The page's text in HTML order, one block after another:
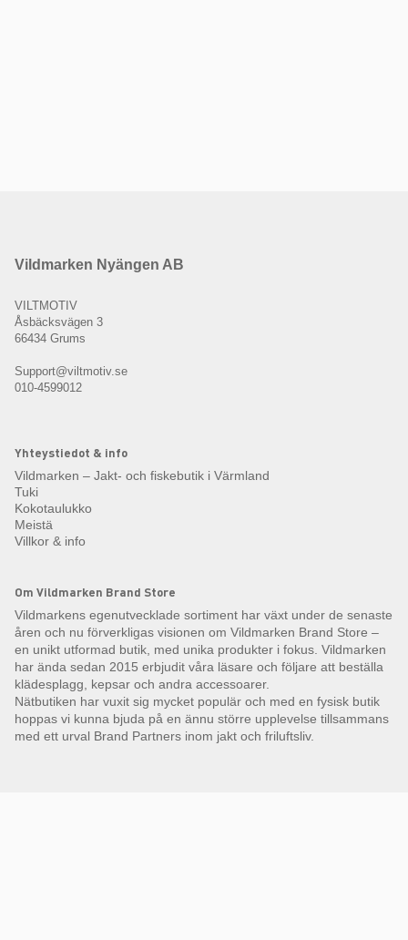
Vildmarken Nyängen AB
VILTMOTIV
Åsbäcksvägen 3
66434 Grums
Support@viltmotiv.se
010-4599012
Yhteystiedot & info
Vildmarken – Jakt- och fiskebutik i Värmland
Tuki
Kokotaulukko
Meistä
Villkor & info
Om Vildmarken Brand Store
Vildmarkens egenutvecklade sortiment har växt under de senaste
åren och nu förverkligas visionen om Vildmarken Brand Store –
en unikt utformad butik, med unika produkter i fokus. Vildmarken
har ända sedan 2015 erbjudit våra läsare och följare att beställa
klädesplagg, kepsar och andra accessoarer.
Nätbutiken har vuxit sig mycket populär och med en fysisk butik
hoppas vi kunna bjuda på en ännu större upplevelse tillsammans
med ett urval Brand Partners inom jakt och friluftsliv.